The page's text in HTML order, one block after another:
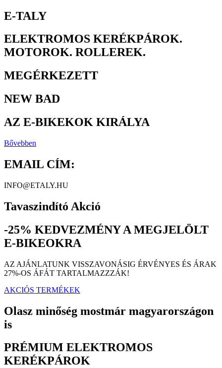
E-TALY
ELEKTROMOS KERÉKPÁROK.
MOTOROK. ROLLEREK.
MEGÉRKEZETT
NEW BAD
AZ E-BIKEKOK KIRÁLYA
Bővebben
EMAIL CÍM:
INFO@ETALY.HU
Tavaszindító Akció
-25% KEDVEZMÉNY A MEGJELÖLT
E-BIKEOKRA
AZ AJÁNLATUNK VISSZAVONÁSIG ÉRVÉNYES ÉS ÁRAK
27%-OS ÁFÁT TARTALMAZZZÁK!
AKCIÓS TERMÉKEK
Olasz minőség mostmár magyarországon
is
PRÉMIUM ELEKTROMOS
KERÉKPÁROK